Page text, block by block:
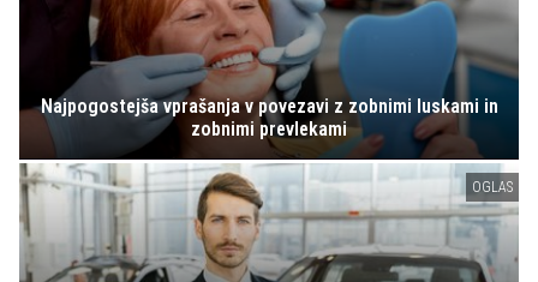
Najpogostejša vprašanja v povezavi z zobnimi luskami in
zobnimi prevlekami
OGLAS